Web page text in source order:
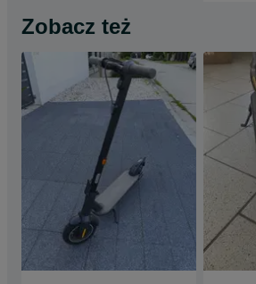
Zobacz też